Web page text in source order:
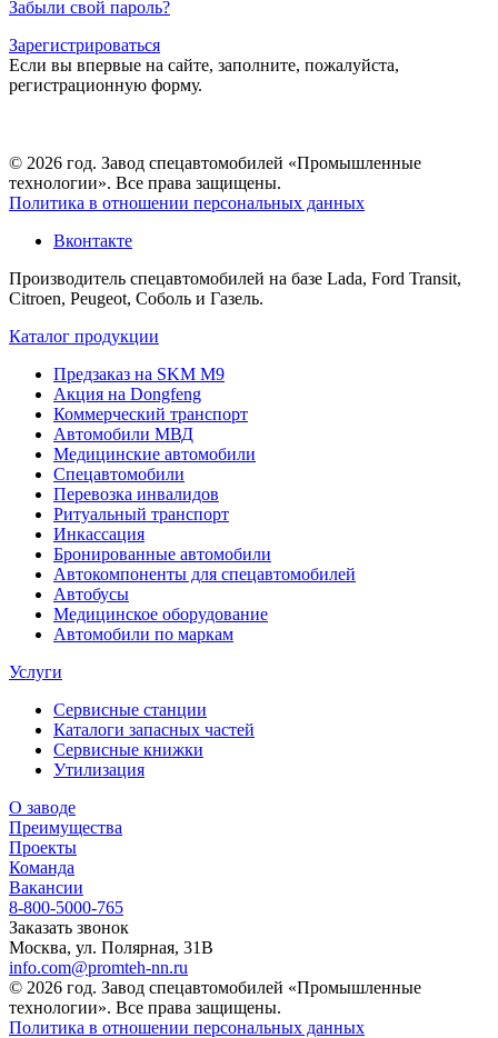
Забыли свой пароль?
Зарегистрироваться
Если вы впервые на сайте, заполните, пожалуйста,
регистрационную форму.
© 2026 год. Завод спецавтомобилей «Промышленные
технологии». Все права защищены.
Политика в отношении персональных данных
Вконтакте
Производитель спецавтомобилей на базе Lada, Ford Transit,
Citroen, Peugeot, Соболь и Газель.
Каталог продукции
Предзаказ на SKM M9
Акция на Dongfeng
Коммерческий транспорт
Автомобили МВД
Медицинские автомобили
Спецавтомобили
Перевозка инвалидов
Ритуальный транспорт
Инкассация
Бронированные автомобили
Автокомпоненты для спецавтомобилей
Автобусы
Медицинское оборудование
Автомобили по маркам
Услуги
Сервисные станции
Каталоги запасных частей
Сервисные книжки
Утилизация
О заводе
Преимущества
Проекты
Команда
Вакансии
8-800-5000-765
Заказать звонок
Москва, ул. Полярная, 31В
info.com@promteh-nn.ru
© 2026 год. Завод спецавтомобилей «Промышленные
технологии». Все права защищены.
Политика в отношении персональных данных